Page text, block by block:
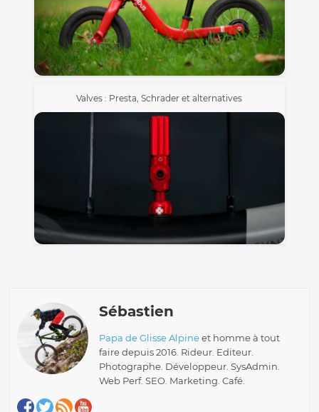
Valves : Presta, Schrader et alternatives
Sébastien
Papa de Glisse Alpineet homme à tout
faire depuis 2016. Rideur. Editeur.
Photographe. Développeur. SysAdmin.
Web Perf. SEO. Marketing. Café.